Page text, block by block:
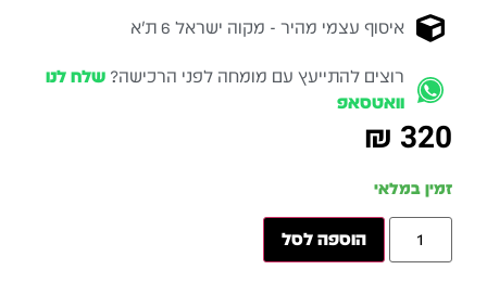
איסוף עצמי מהיר - מקוה ישראל 6 ת״א
רוצים להתייעץ עם מומחה לפני הרכישה? שלח לנו
וואטסאפ
₪ 320
זמין במלאי
הוספה לסל